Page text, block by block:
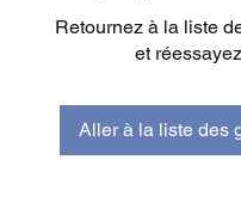
Retournez à la liste
et
Aller à la liste des